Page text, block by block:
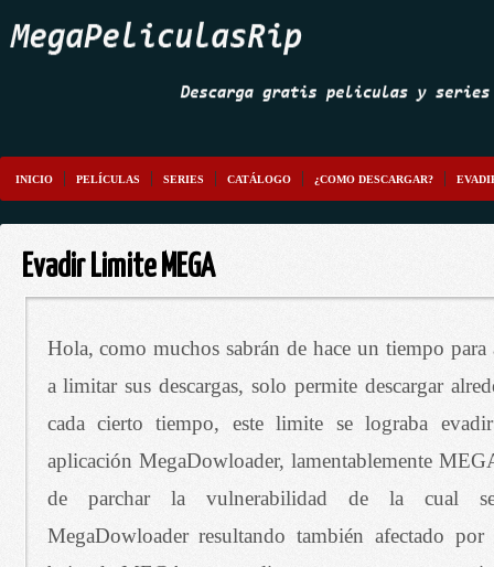
INICIO PELÍCULAS SERIES CATÁLOGO ¿COMO DESCARGAR?
Evadir Limite MEGA
Hola, como muchos sabrán de hace un tiempo
a limitar sus descargas, solo permite descargar
cada cierto tiempo, este limite se lograba
aplicación MegaDowloader, lamentablemente
de parchar la vulnerabilidad de la cual
MegaDowloader resultando también afectado